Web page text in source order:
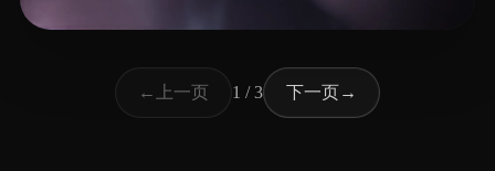
←
上一页 1 / 3 下一页→